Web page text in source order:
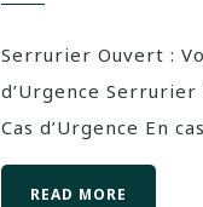
Serrurier Ouvert :
d’Urgence
Cas d’Urgence En
READ MORE